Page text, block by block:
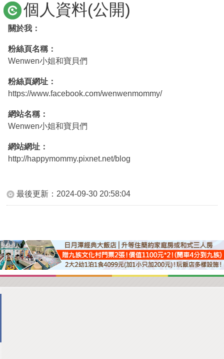
聯絡我們
APP下載
個人資料(公開)
關於我：
粉絲頁名稱：
Wenwen小姐和寶貝們
粉絲頁網址：
https://www.facebook.com/wenwenmommy/
網站名稱：
Wenwen小姐和寶貝們
網站網址：
http://happymommy.pixnet.net/blog
最後更新： 2024-09-30 20:58:04